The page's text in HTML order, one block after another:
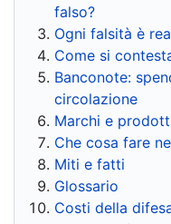
falso?
Ogni falsità è
Come si
Banconote:
circolazione
Marchi e
Che cosa fare
Miti e fatti
Glossario
Costi della